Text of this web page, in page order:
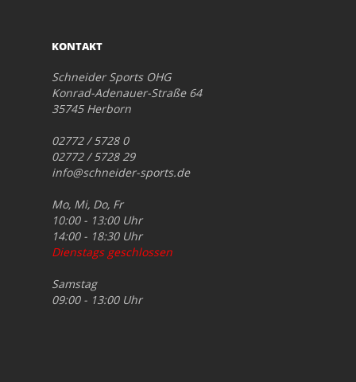
KONTAKT
Schneider Sports OHG
Konrad-Adenauer-Straße 64
35745 Herborn
02772 / 5728 0
02772 / 5728 29
info@schneider-sports.de
Mo, Mi, Do, Fr
10:00 - 13:00 Uhr
14:00 - 18:30 Uhr
Dienstags geschlossen
Samstag
09:00 - 13:00 Uhr